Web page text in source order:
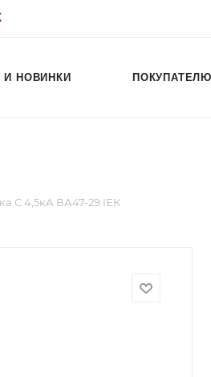
И НОВИНКИ ПОКУПАТЕЛЮ
С 4,5кА ВА47-29 IЕК